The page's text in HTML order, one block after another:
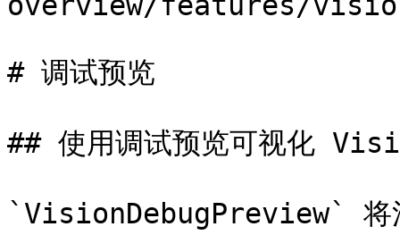
# 调试预览
## 使用调试预览可视化
`VisionDebugPreview` 将